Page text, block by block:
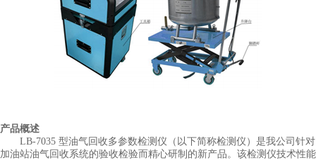
产品概述
LB-7035 型油气回收多参数检测仪（以下简称检测仪）是我公司针对
加油站油气回收系统的验收检验而精心研制的新产品。该检测仪技术性能